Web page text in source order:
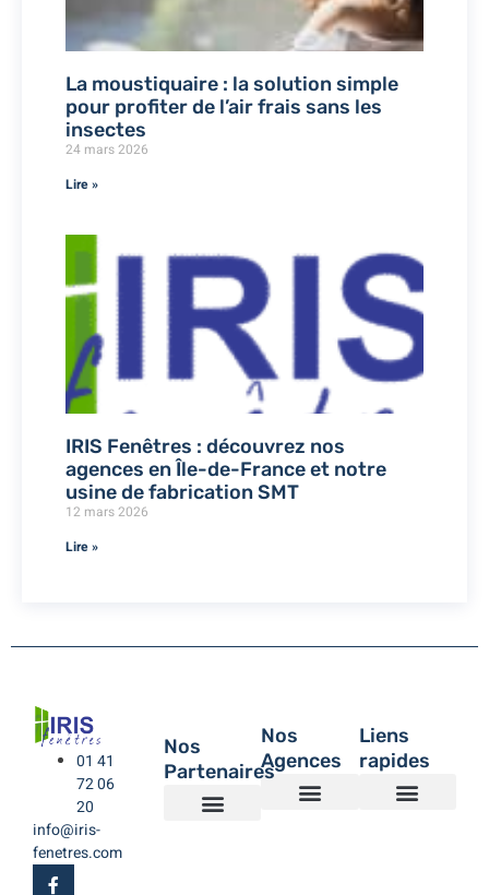
La moustiquaire : la solution simple
pour profiter de l’air frais sans les
insectes
24 mars 2026
Lire »
IRIS Fenêtres : découvrez nos
agences en Île-de-France et notre
usine de fabrication SMT
12 mars 2026
Lire »
01 41
72 06
20
info@iris-
fenetres.com
Nos
Partenaires
Nos
Agences
Liens
rapides